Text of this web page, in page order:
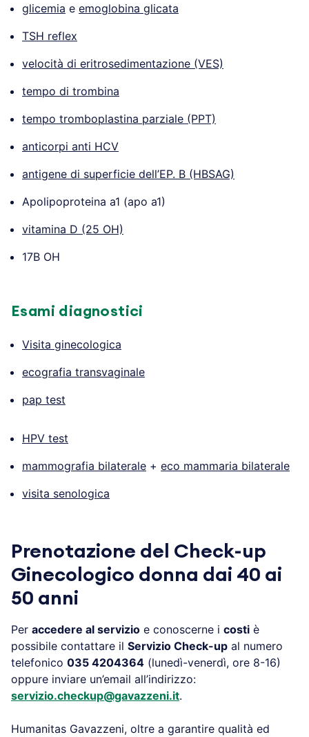
glicemia e emoglobina glicata
TSH reflex
velocità di eritrosedimentazione (VES)
tempo di trombina
tempo tromboplastina parziale (PPT)
anticorpi anti HCV
antigene di superficie dell’EP. B (HBSAG)
Apolipoproteina a1 (apo a1)
vitamina D (25 OH)
17B OH
Esami diagnostici
Visita ginecologica
ecografia transvaginale
pap test
HPV test
mammografia bilaterale + eco mammaria bilaterale
visita senologica
Prenotazione del Check-up
Ginecologico donna dai 40 ai
50 anni
Per accedere al servizio e conoscerne i costi è
possibile contattare il Servizio Check-up al numero
telefonico 035 4204364 (lunedì-venerdì, ore 8-16)
oppure inviare un’email all’indirizzo:
servizio.checkup@gavazzeni.it.
Humanitas Gavazzeni, oltre a garantire qualità ed